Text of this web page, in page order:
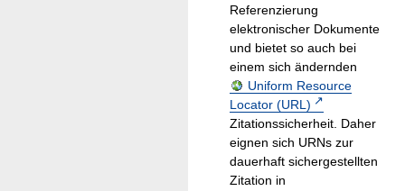
Referenzierung
elektronischer Dokumente
und bietet so auch bei
einem sich ändernden
Uniform Resource
Locator (URL)
Zitationssicherheit. Daher
eignen sich URNs zur
dauerhaft sichergestellten
Zitation in